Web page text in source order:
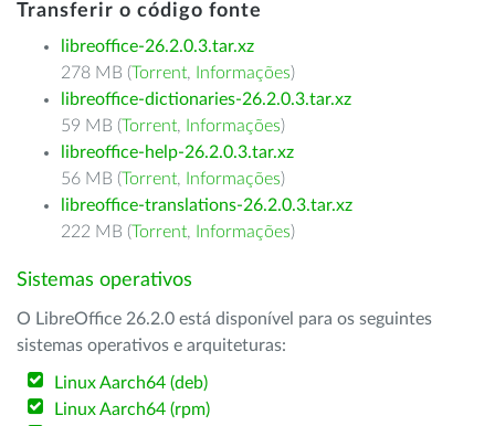
Transferir o código fonte
libreoffice-26.2.0.3.tar.xz
278 MB (Torrent, Informações)
libreoffice-dictionaries-26.2.0.3.tar.xz
59 MB (Torrent, Informações)
libreoffice-help-26.2.0.3.tar.xz
56 MB (Torrent, Informações)
libreoffice-translations-26.2.0.3.tar.xz
222 MB (Torrent, Informações)
Sistemas operativos
O LibreOffice 26.2.0 está disponível para os seguintes
sistemas operativos e arquiteturas:
Linux Aarch64 (deb)
Linux Aarch64 (rpm)